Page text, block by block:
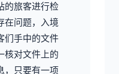
的旅客进行检
在问题，入境
们手中的文件
核对文件上的
，只要有一项